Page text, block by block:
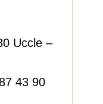
Uccle –
43 90